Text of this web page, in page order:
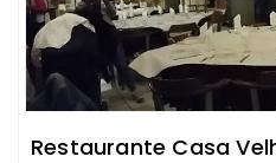
Restaurante Casa